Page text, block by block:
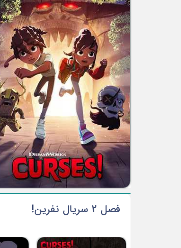
فصل 2 سریال نفرین!